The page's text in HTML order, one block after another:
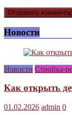
Новости
Новости Стройка-
Как открыть
01.02.2026 admin 0